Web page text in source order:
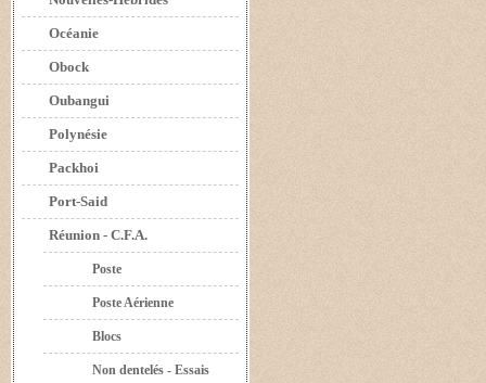
Océanie
Obock
Oubangui
Polynésie
Packhoi
Port-Said
Réunion - C.F.A.
Poste
Poste Aérienne
Blocs
Non dentelés - Essais